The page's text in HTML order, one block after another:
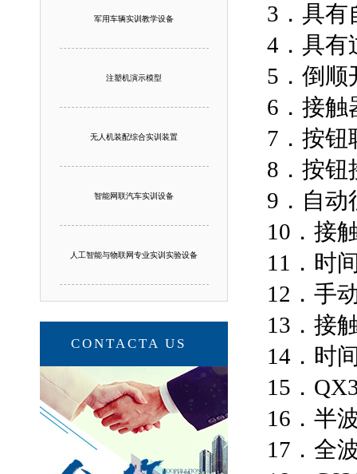
军用车辆实训教学设备
注塑机演示模型
无人机装配综合实训装置
智能网联汽车实训设备
人工智能与物联网专业实训实验设备
CONTACTA US
3．具
4．具
5．倒
6．接
7．按
8．按
9．自
10．接
11．时
12．手
13．
14．时
15．
16．半
17．全